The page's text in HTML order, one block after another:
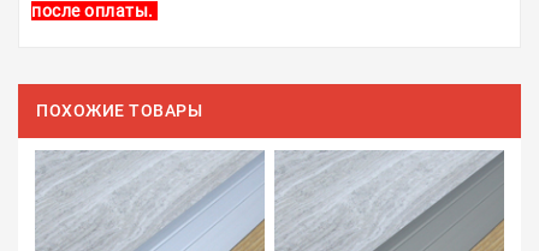
после оплаты.
ПОХОЖИЕ ТОВАРЫ